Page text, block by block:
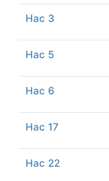
Hac 3
Hac 5
Hac 6
Hac 17
Hac 22